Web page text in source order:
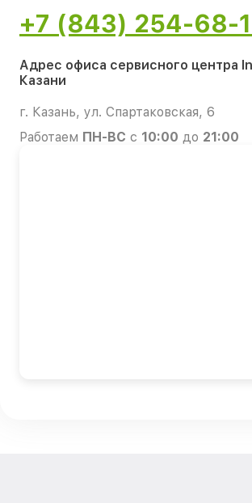
+7 (843) 254-68-
Адрес офиса сервисного центра
Казани
г. Казань, ул. Спартаковская, 6
Работаем ПН-ВС с 10:00 до 21:00